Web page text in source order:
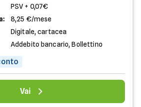
PSV + 0,07€
8,25 €/mese
Digitale, cartacea
Addebito bancario, Bollettino
Vai